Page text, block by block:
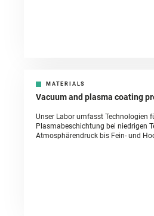
MATERIALS
Vacuum and plasma coating
Unser Labor umfasst Technologien
Plasmabeschichtung bei niedrigen
Atmosphärendruck bis Fein- und